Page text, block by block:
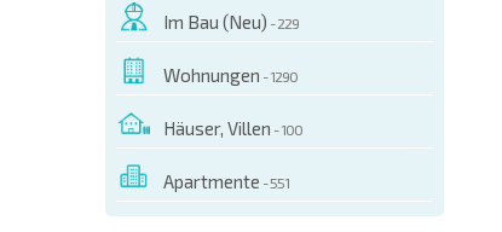
Im Bau (Neu) - 229
Wohnungen - 1290
Häuser, Villen - 100
Apartmente - 551
OBJEKT BESTELLEN